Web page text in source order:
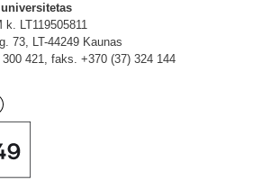
k. LT119505811
73, LT-44249 Kaunas
421, faks. +370 (37) 324 144